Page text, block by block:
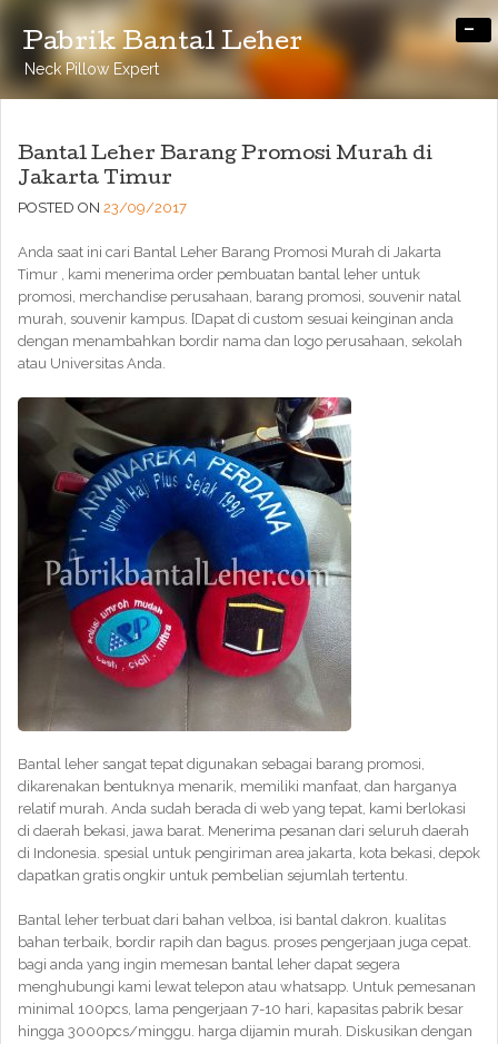
Pabrik Bantal Leher
Neck Pillow Expert
-
Bantal Leher Barang Promosi Murah di
Jakarta Timur
POSTED ON 23/09/2017
Anda saat ini cari Bantal Leher Barang Promosi Murah di Jakarta
Timur , kami menerima order pembuatan bantal leher untuk
promosi, merchandise perusahaan, barang promosi, souvenir natal
murah, souvenir kampus. [Dapat di custom sesuai keinginan anda
dengan menambahkan bordir nama dan logo perusahaan, sekolah
atau Universitas Anda.
Bantal leher sangat tepat digunakan sebagai barang promosi,
dikarenakan bentuknya menarik, memiliki manfaat, dan harganya
relatif murah. Anda sudah berada di web yang tepat, kami berlokasi
di daerah bekasi, jawa barat. Menerima pesanan dari seluruh daerah
di Indonesia. spesial untuk pengiriman area jakarta, kota bekasi, depok
dapatkan gratis ongkir untuk pembelian sejumlah tertentu.
Bantal leher terbuat dari bahan velboa, isi bantal dakron. kualitas
bahan terbaik, bordir rapih dan bagus. proses pengerjaan juga cepat.
bagi anda yang ingin memesan bantal leher dapat segera
menghubungi kami lewat telepon atau whatsapp. Untuk pemesanan
minimal 100pcs, lama pengerjaan 7-10 hari, kapasitas pabrik besar
hingga 3000pcs/minggu. harga dijamin murah. Diskusikan dengan